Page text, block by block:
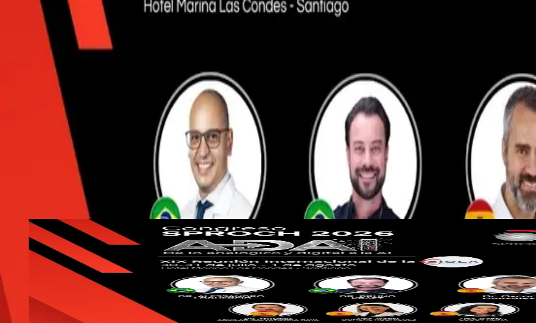
Congreso SPROCh 2026 — ADAI: De lo analógico y digital a la AI
XIX Reunión Internacional de la SIOLA. Tres días con expositores internacionales de Brasil y España en el Hotel Marina Las Condes,
30 jul – 1 de agosto de 2026
Hotel Marina Las Condes, Santiago
Agenda completa
programación SPROCh
Filtra por tipo de instancia y revisa fechas, inversión y cupos disponibles. Los socios acceden con tarifa preferente en todas las actividades.
Congresos (
CONGRESO
Destacado
SPROCh
30
CONGRESO
Congreso SPROCh 2026 — ADAI: De lo analógico y digital a la AI